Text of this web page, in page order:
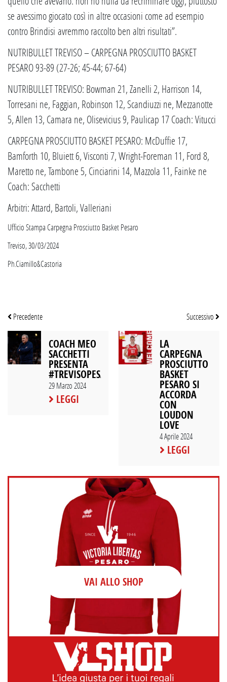
se avessimo giocato così in altre occasioni come ad esempio
contro Brindisi avremmo raccolto ben altri risultati”.
NUTRIBULLET TREVISO – CARPEGNA PROSCIUTTO BASKET
PESARO 93-89 (27-26; 45-44; 67-64)
NUTRIBULLET TREVISO: Bowman 21, Zanelli 2, Harrison 14,
Torresani ne, Faggian, Robinson 12, Scandiuzzi ne, Mezzanotte
5, Allen 13, Camara ne, Olisevicius 9, Paulicap 17 Coach: Vitucci
CARPEGNA PROSCIUTTO BASKET PESARO: McDuffie 17,
Bamforth 10, Bluiett 6, Visconti 7, Wright-Foreman 11, Ford 8,
Maretto ne, Tambone 5, Cinciarini 14, Mazzola 11, Fainke ne
Coach: Sacchetti
Arbitri: Attard, Bartoli, Valleriani
Ufficio Stampa Carpegna Prosciutto Basket Pesaro
Treviso, 30/03/2024
Ph.Ciamillo&Castoria
Precedente
COACH MEO
SACCHETTI
PRESENTA
#TREVISOPESARO
29 Marzo 2024
LEGGI
Successivo
LA
CARPEGNA
PROSCIUTTO
BASKET
PESARO SI
ACCORDA
CON
LOUDON
LOVE
4 Aprile 2024
LEGGI
VAI ALLO SHOP